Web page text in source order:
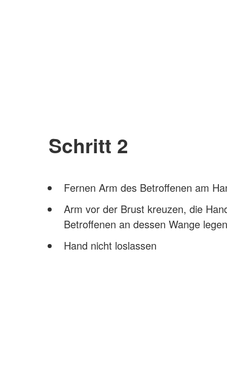
Schritt 2
Fernen Arm des Betroffenen am
Arm vor der Brust kreuzen, die
Betroffenen an dessen Wange legen
Hand nicht loslassen